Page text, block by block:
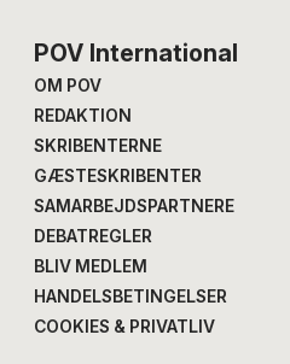
POV International
OM POV
REDAKTION
SKRIBENTERNE
GÆSTESKRIBENTER
SAMARBEJDSPARTNERE
DEBATREGLER
BLIV MEDLEM
HANDELSBETINGELSER
COOKIES & PRIVATLIV